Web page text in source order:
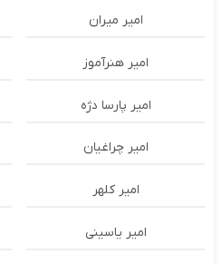
امیر میران
امیر هنرآموز
امیر پارسا دژه
امیر چراغیان
امیر کلهر
امیر یاسینی